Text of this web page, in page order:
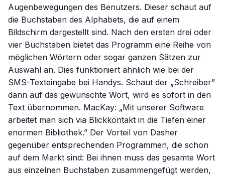
Augenbewegungen des Benutzers. Dieser schaut auf
die Buchstaben des Alphabets, die auf einem
Bildschirm dargestellt sind. Nach den ersten drei oder
vier Buchstaben bietet das Programm eine Reihe von
möglichen Wörtern oder sogar ganzen Sätzen zur
Auswahl an. Dies funktioniert ähnlich wie bei der
SMS-Texteingabe bei Handys. Schaut der „Schreiber”
dann auf das gewünschte Wort, wird es sofort in den
Text übernommen. MacKay: „Mit unserer Software
arbeitet man sich via Blickkontakt in die Tiefen einer
enormen Bibliothek.” Der Vorteil von Dasher
gegenüber entsprechenden Programmen, die schon
auf dem Markt sind: Bei ihnen muss das gesamte Wort
aus einzelnen Buchstaben zusammengefügt werden,